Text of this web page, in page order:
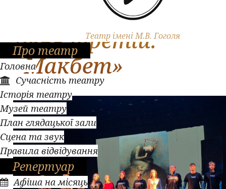
Театр імені М.В. Гоголя
Про театр
Головна
Сучасність театру
Історія театру
Музей театру
План глядацької зали
Сцена та звук
Правила відвідування
Репертуар
Афіша на місяць
«В гостях у
День третій.
«Макбет»